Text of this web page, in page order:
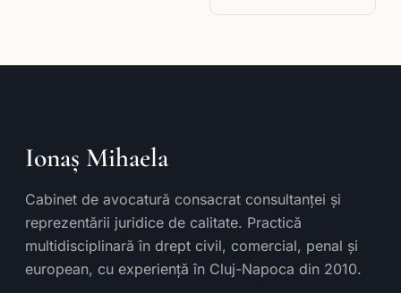
Ionaș Mihaela
Cabinet de avocatură consacrat consultanței și
reprezentării juridice de calitate. Practică
multidisciplinară în drept civil, comercial, penal și
european, cu experiență în Cluj-Napoca din 2010.